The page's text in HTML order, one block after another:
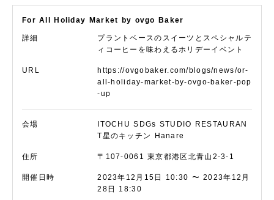
For All Holiday Market by ovgo Baker
詳細
プラントベースのスイーツとスペシャルテ
ィコーヒーを味わえるホリデーイベント
URL
https://ovgobaker.com/blogs/news/or-
all-holiday-market-by-ovgo-baker-pop
-up
会場
ITOCHU SDGs STUDIO RESTAURAN
T星のキッチン Hanare
住所 〒107-0061 東京都港区北青山2-3-1
開催日時
2023年12月15日 10:30 〜 2023年12月
28日 18:30